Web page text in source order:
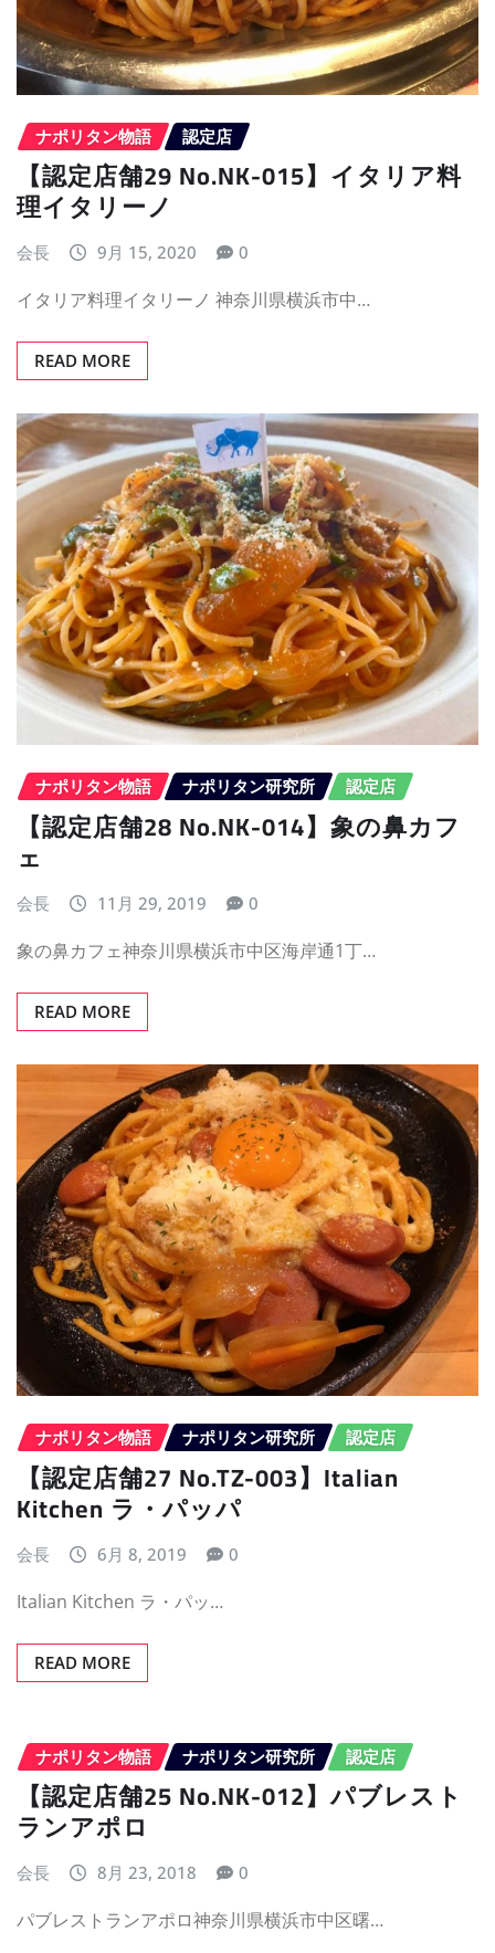
ナポリタン物語 認定店
【認定店舗29 No.NK-015】イタリア料
理イタリーノ
会長 9月 15, 2020 0
イタリア料理イタリーノ 神奈川県横浜市中…
READ MORE
ナポリタン物語 ナポリタン研究所 認定店
【認定店舗28 No.NK-014】象の鼻カフ
ェ
会長 11月 29, 2019 0
象の鼻カフェ神奈川県横浜市中区海岸通1丁…
READ MORE
ナポリタン物語 ナポリタン研究所 認定店
【認定店舗27 No.TZ-003】Italian
Kitchen ラ・パッパ
会長 6月 8, 2019 0
Italian Kitchen ラ・パッ…
READ MORE
ナポリタン物語 ナポリタン研究所 認定店
【認定店舗25 No.NK-012】パブレスト
ランアポロ
会長 8月 23, 2018 0
パブレストランアポロ神奈川県横浜市中区曙…